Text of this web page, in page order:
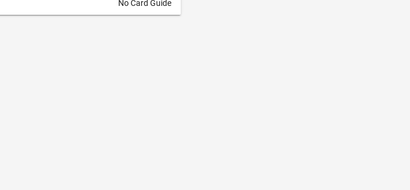
No Card Guide